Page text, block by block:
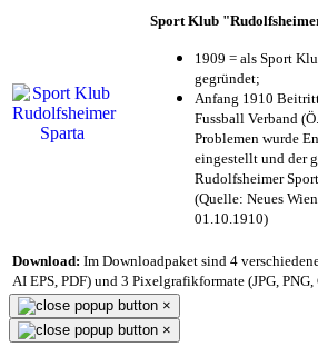
Sport Klub
1909 = als Sport
gegründet;
Anfang 1910
Fussball Verband
Problemen wurde
eingestellt und der
Rudolfsheimer
(Quelle: Neues
01.10.1910)
Download: Im Downloadpaket sind 4
AI EPS, PDF) und 3 Pixelgrafikformate (JPG, PNG,
×
×